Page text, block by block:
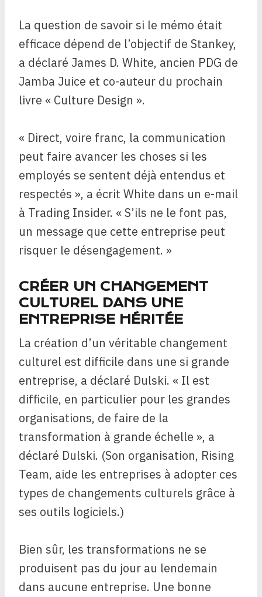
La question de savoir si le mémo était
efficace dépend de l’objectif de Stankey,
a déclaré James D. White, ancien PDG de
Jamba Juice et co-auteur du prochain
livre « Culture Design ».
« Direct, voire franc, la communication
peut faire avancer les choses si les
employés se sentent déjà entendus et
respectés », a écrit White dans un e-mail
à Trading Insider. « S’ils ne le font pas,
un message que cette entreprise peut
risquer le désengagement. »
CRÉER UN CHANGEMENT
CULTUREL DANS UNE
ENTREPRISE HÉRITÉE
La création d’un véritable changement
culturel est difficile dans une si grande
entreprise, a déclaré Dulski. « Il est
difficile, en particulier pour les grandes
organisations, de faire de la
transformation à grande échelle », a
déclaré Dulski. (Son organisation, Rising
Team, aide les entreprises à adopter ces
types de changements culturels grâce à
ses outils logiciels.)
Bien sûr, les transformations ne se
produisent pas du jour au lendemain
dans aucune entreprise. Une bonne